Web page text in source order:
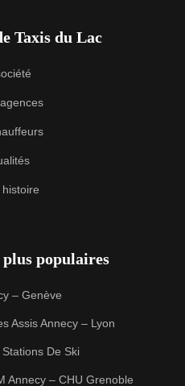
Taxis du Lac
populaires
– Genève
Assis Annecy – Lyon
De Ski
Annecy – CHU Grenoble